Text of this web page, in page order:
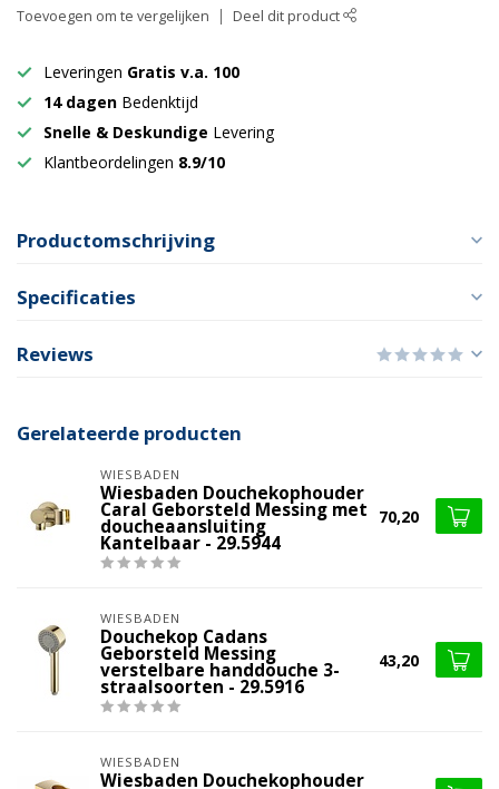
Toevoegen om te vergelijken Deel dit product
Leveringen Gratis v.a. 100
14 dagen Bedenktijd
Snelle & Deskundige Levering
Klantbeordelingen 8.9/10
Productomschrijving
Specificaties
Reviews
Gerelateerde producten
WIESBADEN
Wiesbaden Douchekophouder
Caral Geborsteld Messing met
doucheaansluiting
Kantelbaar - 29.5944
70,20
WIESBADEN
Douchekop Cadans
Geborsteld Messing
verstelbare handdouche 3-
straalsoorten - 29.5916
43,20
WIESBADEN
Wiesbaden Douchekophouder